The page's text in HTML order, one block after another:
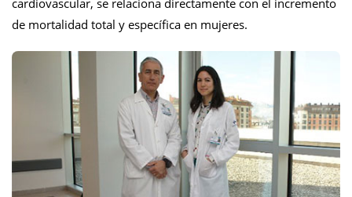
cardiovascular, se relaciona directamente con el incremento
de mortalidad total y específica en mujeres.